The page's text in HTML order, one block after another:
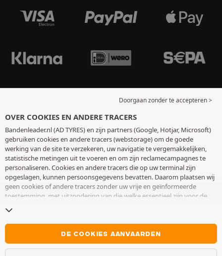
Doorgaan zonder te accepteren >
OVER COOKIES EN ANDERE TRACERS
Bandenleader.nl (AD TYRES) en zijn partners (Google, Hotjar, Microsoft)
gebruiken cookies en andere tracers (webstorage) om de goede
werking van de site te verzekeren, uw navigatie te vergemakkelijken,
statistische metingen uit te voeren en om zijn reclamecampagnes te
personaliseren. Cookies en andere tracers die op uw terminal zijn
opgeslagen, kunnen persoonsgegevens bevatten. Daarom plaatsen wij
geen cookies of andere tracers zonder uw vrije en geïnformeerde
toestemming, met uitzondering van die welke essentieel zijn voor de
toestemming op elk moment intrekken door naar de pagina over
cookies en andere tracerste gaan. U kunt ervoor kiezen om verder te
surfen zonder het deponeren van cookies of andere tracers te
aanvaarden. Weigering verhindert de toegang tot diensten niet AD
TYRES. Voor meer informatie,
DE COOKIES AANVAARDEN